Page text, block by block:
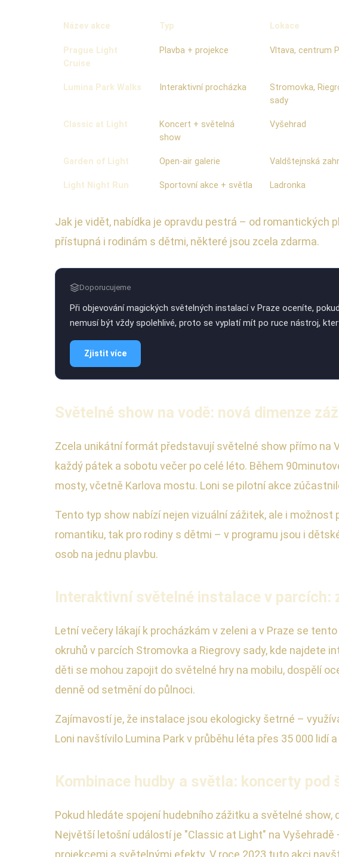
Název akce Typ Lokace
Prague Light
Cruise
Plavba + projekce Vltava, centrum
Lumina Park Walks Interaktivní procházka
Stromovka,
sady
Classic at Light
Koncert + světelná
show
Vyšehrad
Garden of Light Open-air galerie Valdštejnská
Light Night Run Sportovní akce + světla Ladronka
Jak je vidět, nabídka je opravdu pestrá – od romantických
přístupná i rodinám s dětmi, některé jsou zcela zdarma.
Doporucujeme
Při objevování magických světelných instalací v Praze oceníte,
nemusí být vždy spolehlivé, proto se vyplatí mít po ruce nástroj,
Zjistit více
Světelné show na vodě: nová dimenze
Zcela unikátní formát představují světelné show přímo na
každý pátek a sobotu večer po celé léto. Během
mosty, včetně Karlova mostu. Loni se pilotní akce
Tento typ show nabízí nejen vizuální zážitek, ale i
romantiku, tak pro rodiny s dětmi – v programu jsou i
osob na jednu plavbu.
Interaktivní světelné instalace v parcích:
Letní večery lákají k procházkám v zeleni a v Praze se
okruhů v parcích Stromovka a Riegrovy sady, kde najdete
děti se mohou zapojit do světelné hry na mobilu, dospělí
denně od setmění do půlnoci.
Zajímavostí je, že instalace jsou ekologicky šetrné –
Loni navštívilo Lumina Park v průběhu léta přes 35 000
Kombinace hudby a světla: koncerty pod
Pokud hledáte spojení hudebního zážitku a světelné
Největší letošní událostí je "Classic at Light" na
projekcemi a světelnými efekty. V roce 2023 tuto akci